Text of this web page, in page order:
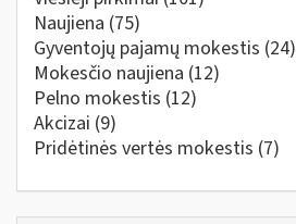
Naujiena (75)
Gyventojų pajamų mokestis (24)
Mokesčio naujiena (12)
Pelno mokestis (12)
Akcizai (9)
Pridėtinės vertės mokestis (7)